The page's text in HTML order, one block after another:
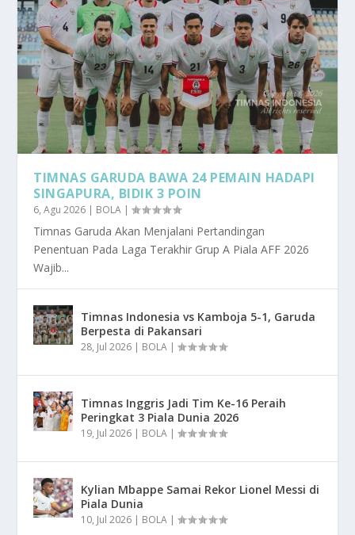
TIMNAS GARUDA BAWA 24 PEMAIN HADAPI
SINGAPURA, BIDIK 3 POIN
6, Agu 2026 | BOLA |
Timnas Garuda Akan Menjalani Pertandingan
Penentuan Pada Laga Terakhir Grup A Piala AFF 2026
Wajib...
Timnas Indonesia vs Kamboja 5-1, Garuda
Berpesta di Pakansari
28, Jul 2026 | BOLA |
Timnas Inggris Jadi Tim Ke-16 Peraih
Peringkat 3 Piala Dunia 2026
19, Jul 2026 | BOLA |
Kylian Mbappe Samai Rekor Lionel Messi di
Piala Dunia
10, Jul 2026 | BOLA |